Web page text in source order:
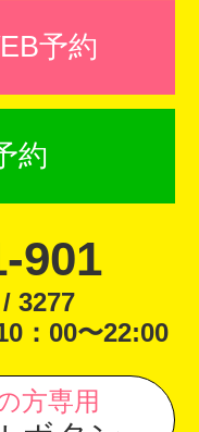
予約
約
901
3277
：00〜22:00
方専用